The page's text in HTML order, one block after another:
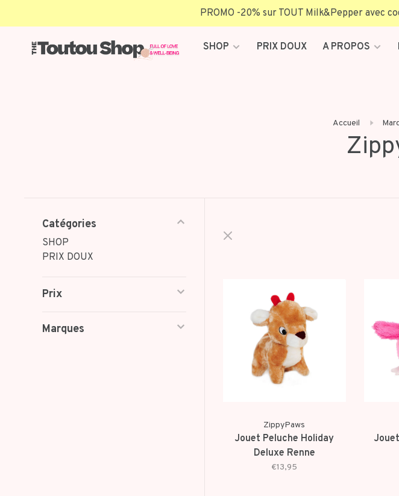
PROMO -20% sur TOUT Milk&Pepper avec
SHOP PRIX DOUX A PROPOS
Accueil
Catégories
SHOP
PRIX DOUX
Prix
Marques
ZippyPaws
Jouet Peluche Holiday
Deluxe Renne
€13,95